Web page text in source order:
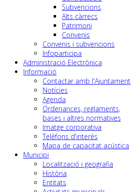
Subvencions
Alts càrrecs
Patrimoni
Convenis
Convenis i subvencions
Infoparticipa
Administració Electrònica
Informació
Contactar amb l'Ajuntament
Notícies
Agenda
Ordenances, reglaments,
bases i altres normatives
Imatge corporativa
Telèfons d'interès
Mapa de capacitat acústica
Municipi
Localització i geografia
Història
Entitats